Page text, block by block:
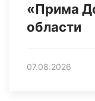
«Прима
области
07.08.2026